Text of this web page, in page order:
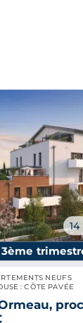
NEUFS
: CÔTE PAVÉE